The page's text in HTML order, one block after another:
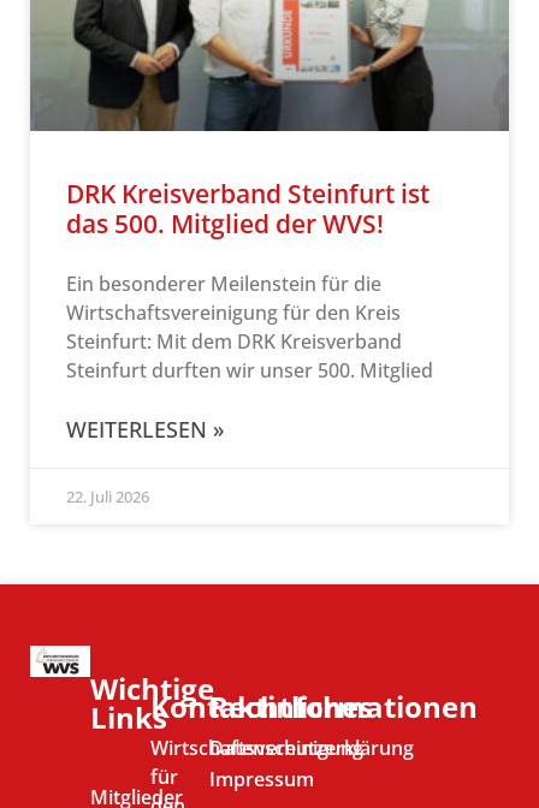
DRK Kreisverband Steinfurt ist
das 500. Mitglied der WVS!
Ein besonderer Meilenstein für die
Wirtschaftsvereinigung für den Kreis
Steinfurt: Mit dem DRK Kreisverband
Steinfurt durften wir unser 500. Mitglied
WEITERLESEN »
22. Juli 2026
Wichtige
Links
Mitglieder
Kontaktinformationen
Wirtschaftsvereinigung
für
Rechtliches
Datenschutzerklärung
Impressum